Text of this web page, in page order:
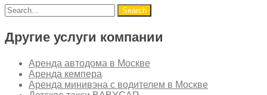
Другие услуги компании
Аренда автодома в Москве
Аренда кемпера
Аренда минивэна с водителем в Москве